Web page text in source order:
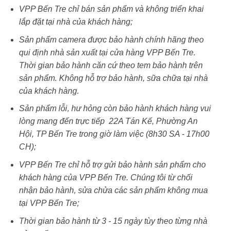
VPP Bến Tre chỉ bán sản phẩm và không triển khai
lắp đặt tại nhà của khách hàng;
Sản phẩm camera được bảo hành chính hãng theo
qui định nhà sản xuất tại cửa hàng VPP Bến Tre.
Thời gian bảo hành căn cứ theo tem bảo hành trên
sản phẩm. Không hỗ trợ bảo hành, sữa chữa tại nhà
của khách hàng.
Sản phẩm lỗi, hư hỏng còn bảo hành khách hàng vui
lòng mang đến trực tiếp 22A Tán Kế, Phường An
Hội, TP Bến Tre trong giờ làm việc (8h30 SA - 17h00
CH);
VPP Bến Tre chỉ hỗ trợ gửi bảo hành sản phẩm cho
khách hàng của VPP Bến Tre. Chúng tôi từ chối
nhận bảo hành, sửa chửa các sản phẩm không mua
tại VPP Bến Tre;
Thời gian bảo hành từ 3 - 15 ngày tùy theo từng nhà